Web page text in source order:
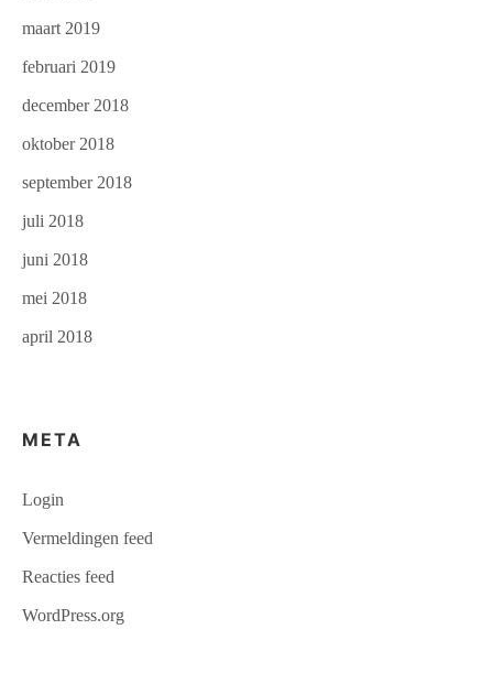
maart 2019
februari 2019
december 2018
oktober 2018
september 2018
juli 2018
juni 2018
mei 2018
april 2018
META
Login
Vermeldingen feed
Reacties feed
WordPress.org